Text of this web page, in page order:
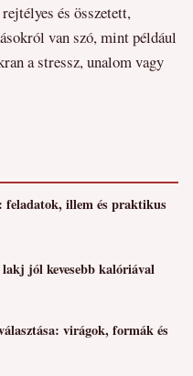
és összetett,
van szó, mint például
a stressz, unalom vagy
feladatok, illem és praktikus
jól kevesebb kalóriával
virágok, formák és